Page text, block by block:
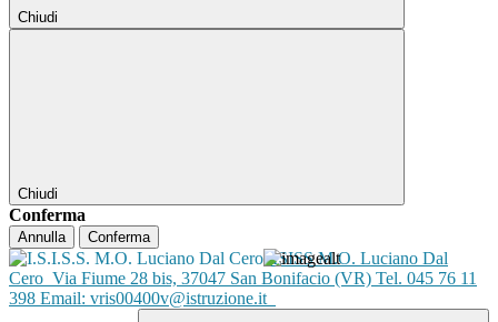
Chiudi
Chiudi
Conferma
Annulla Conferma
ISISS M.O. Luciano Dal
Cero Via Fiume 28 bis, 37047 San Bonifacio (VR) Tel. 045 76 11
398 Email: vris00400v@istruzione.it